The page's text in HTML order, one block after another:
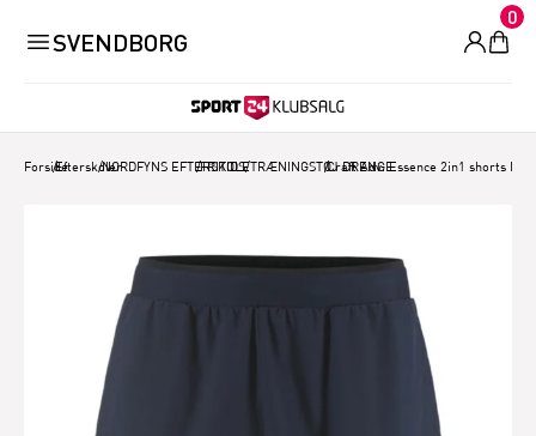
SVENDBORG
0
Forside
/Efterskoler
/NORDFYNS EFTERSKOLE
/FRITIDS/TRÆNINGSTØJ DRENGE
/Craft Adv. Essence 2in1 shorts M,